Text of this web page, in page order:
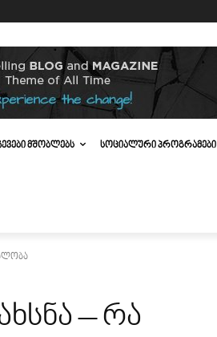
ᲛᲨᲝᲑᲚᲔᲑᲡ ᲡᲝᲪᲘᲐᲚᲣᲠᲘ ᲞᲠᲝᲒᲠᲐᲛᲔᲑᲘ
– რა